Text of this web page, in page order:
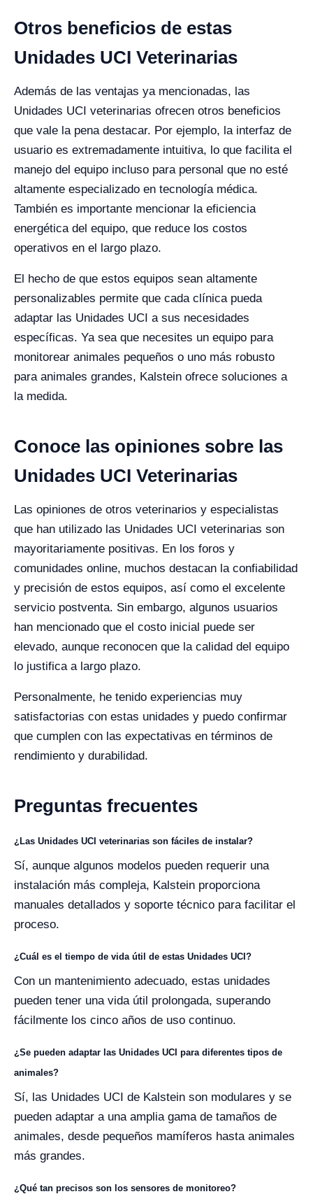
Otros beneficios de estas
Unidades UCI Veterinarias
Además de las ventajas ya mencionadas, las
Unidades UCI veterinarias ofrecen otros beneficios
que vale la pena destacar. Por ejemplo, la interfaz de
usuario es extremadamente intuitiva, lo que facilita el
manejo del equipo incluso para personal que no esté
altamente especializado en tecnología médica.
También es importante mencionar la eficiencia
energética del equipo, que reduce los costos
operativos en el largo plazo.
El hecho de que estos equipos sean altamente
personalizables permite que cada clínica pueda
adaptar las Unidades UCI a sus necesidades
específicas. Ya sea que necesites un equipo para
monitorear animales pequeños o uno más robusto
para animales grandes, Kalstein ofrece soluciones a
la medida.
Conoce las opiniones sobre las
Unidades UCI Veterinarias
Las opiniones de otros veterinarios y especialistas
que han utilizado las Unidades UCI veterinarias son
mayoritariamente positivas. En los foros y
comunidades online, muchos destacan la confiabilidad
y precisión de estos equipos, así como el excelente
servicio postventa. Sin embargo, algunos usuarios
han mencionado que el costo inicial puede ser
elevado, aunque reconocen que la calidad del equipo
lo justifica a largo plazo.
Personalmente, he tenido experiencias muy
satisfactorias con estas unidades y puedo confirmar
que cumplen con las expectativas en términos de
rendimiento y durabilidad.
Preguntas frecuentes
¿Las Unidades UCI veterinarias son fáciles de instalar?
Sí, aunque algunos modelos pueden requerir una
instalación más compleja, Kalstein proporciona
manuales detallados y soporte técnico para facilitar el
proceso.
¿Cuál es el tiempo de vida útil de estas Unidades UCI?
Con un mantenimiento adecuado, estas unidades
pueden tener una vida útil prolongada, superando
fácilmente los cinco años de uso continuo.
¿Se pueden adaptar las Unidades UCI para diferentes tipos de
animales?
Sí, las Unidades UCI de Kalstein son modulares y se
pueden adaptar a una amplia gama de tamaños de
animales, desde pequeños mamíferos hasta animales
más grandes.
¿Qué tan precisos son los sensores de monitoreo?